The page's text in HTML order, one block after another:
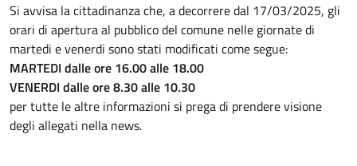
Si avvisa la cittadinanza che, a decorrere dal 17/03/2025, gli
orari di apertura al pubblico del comune nelle giornate di
martedi e venerdi sono stati modificati come segue:
MARTEDI dalle ore 16.00 alle 18.00
VENERDI dalle ore 8.30 alle 10.30
per tutte le altre informazioni si prega di prendere visione
degli allegati nella news.